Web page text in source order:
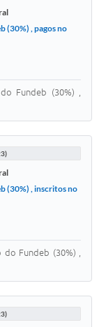
(30%) , pagos no
Fundeb (30%) ,
(30%) , inscritos no
Fundeb (30%) ,